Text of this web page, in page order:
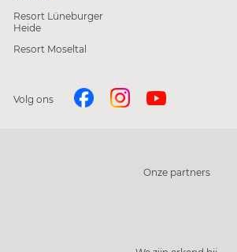
Resort Lüneburger
Heide
Resort Moseltal
Volg ons
Onze partners